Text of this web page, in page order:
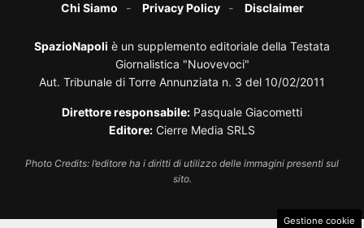
Chi Siamo Privacy Policy Disclaimer
SpazioNapoli è un supplemento editoriale della Testata
Giornalistica "Nuovevoci"
Aut. Tribunale di Torre Annunziata n. 3 del 10/02/2011
Direttore responsabile: Pasquale Giacometti
Editore: Cierre Media SRLS
Photo Credits: l’editore ha i diritti di utilizzo delle immagini presenti sul
sito.
Gestione cookie